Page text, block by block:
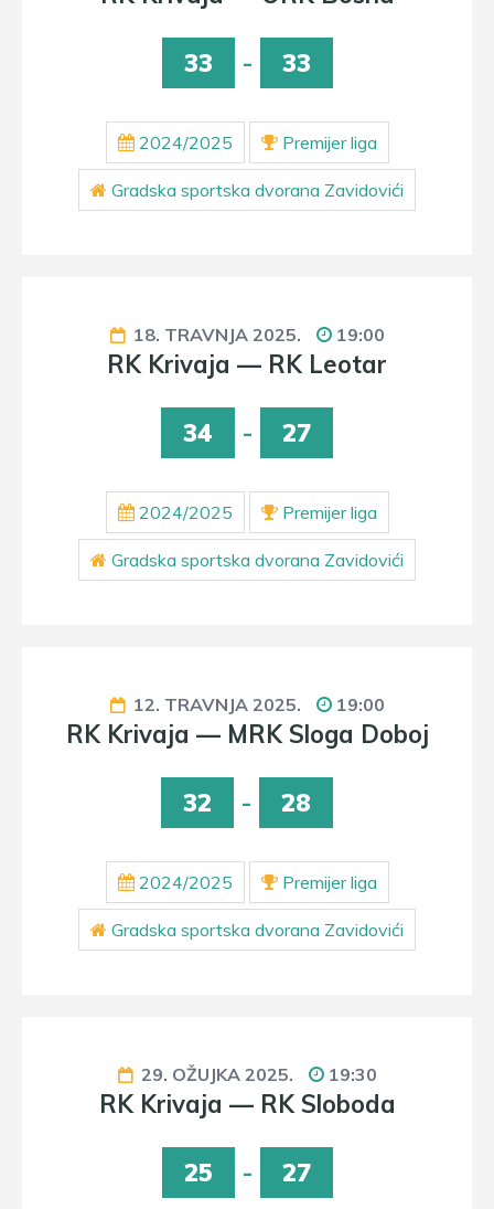
33 - 33
2024/2025 Premijer liga
Gradska sportska dvorana Zavidovići
18. TRAVNJA 2025. 19:00
RK Krivaja — RK Leotar
34 - 27
2024/2025 Premijer liga
Gradska sportska dvorana Zavidovići
12. TRAVNJA 2025. 19:00
RK Krivaja — MRK Sloga Doboj
32 - 28
2024/2025 Premijer liga
Gradska sportska dvorana Zavidovići
29. OŽUJKA 2025. 19:30
RK Krivaja — RK Sloboda
25 - 27